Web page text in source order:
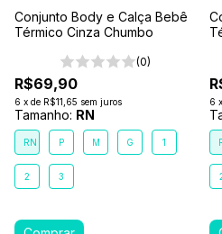
Conjunto Body e Calça Bebê
Térmico Cinza Chumbo
(0)
R$69,90
6 x de R$11,65 sem juros
Tamanho: RN
RN P M G 1
2 3
6 x